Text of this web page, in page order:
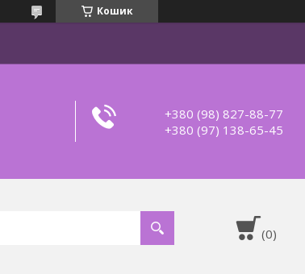
Кошик
+380 (98) 827-88-77
+380 (97) 138-65-45